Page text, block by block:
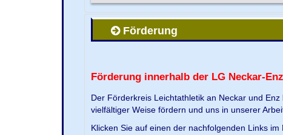
Förderung
Förderung innerhalb der LG Neckar-Enz
Der Förderkreis Leichtathletik an Neckar und
vielfältiger Weise fördern und uns in unserer
Klicken Sie auf einen der nachfolgenden Links